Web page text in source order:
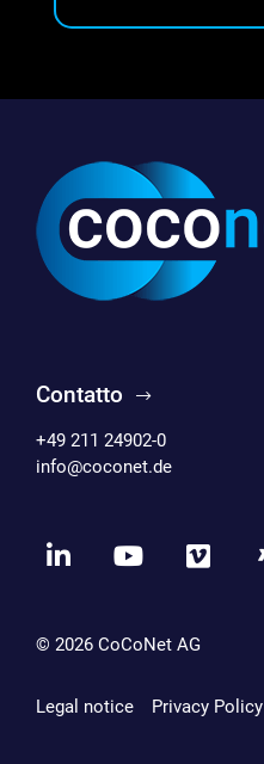
Contatto
+49 211 24902-0
info@coconet.de
© 2026 CoCoNet AG
Legal notice Privacy Policy